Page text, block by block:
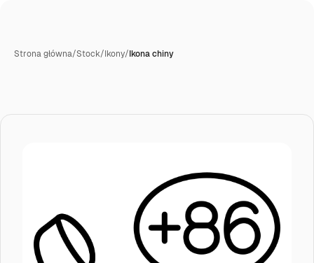
Strona główna/Stock/Ikony/Ikona chiny